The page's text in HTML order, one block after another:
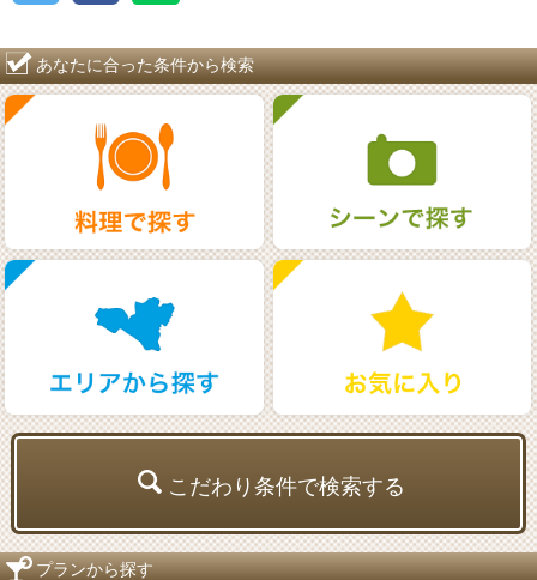
あなたに合った条件から検索
こだわり条件で検索する
プランから探す